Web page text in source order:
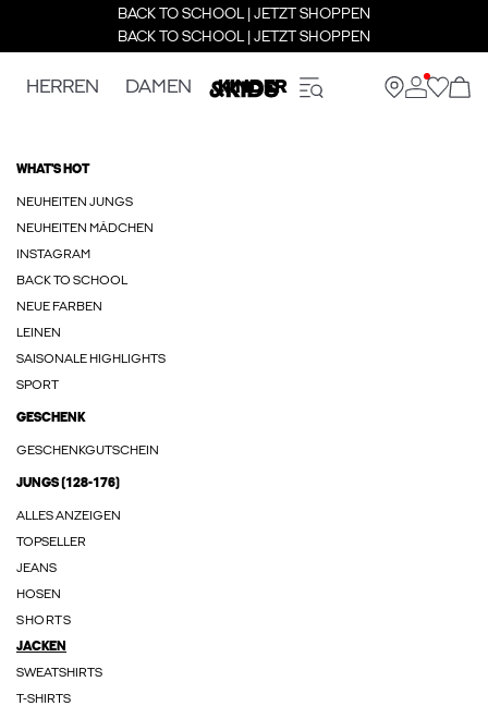
BACK TO SCHOOL | JETZT SHOPPEN
BACK TO SCHOOL | JETZT SHOPPEN
HERREN DAMEN KINDER
WHAT'S HOT
NEUHEITEN JUNGS
NEUHEITEN MÄDCHEN
INSTAGRAM
BACK TO SCHOOL
NEUE FARBEN
LEINEN
SAISONALE HIGHLIGHTS
SPORT
GESCHENK
GESCHENKGUTSCHEIN
JUNGS (128-176)
ALLES ANZEIGEN
TOPSELLER
JEANS
HOSEN
SHORTS
JACKEN
SWEATSHIRTS
T-SHIRTS